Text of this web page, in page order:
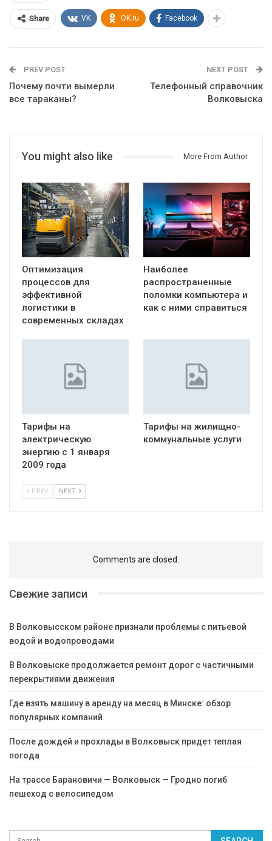
Share VK OK.ru Facebook
PREV POST
Почему почти вымерли
все тараканы?
NEXT POST
Телефонный справочник
Волковыска
You might also like More From Author
Оптимизация
процессов для
эффективной
логистики в
современных складах
Наиболее
распространенные
поломки компьютера и
как с ними справиться
Тарифы на
электрическую
энергию с 1 января
2009 года
Тарифы на жилищно-
коммунальные услуги
PREV NEXT
Comments are closed.
Свежие записи
В Волковысском районе признали проблемы с питьевой
водой и водопроводами
В Волковыске продолжается ремонт дорог с частичными
перекрытиями движения
Где взять машину в аренду на месяц в Минске: обзор
популярных компаний
После дождей и прохлады в Волковыск придет теплая
погода
На трассе Барановичи — Волковыск — Гродно погиб
пешеход с велосипедом